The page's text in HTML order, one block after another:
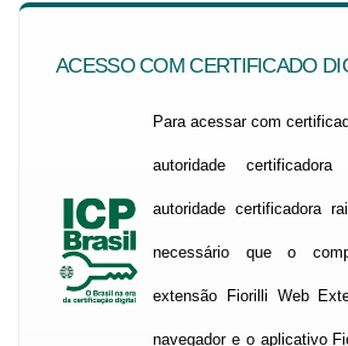
ACESSO COM CERTIFICADO
Para acessar com
autoridade
autoridade certificadora
necessário que o
extensão Fiorilli Web
navegador e o aplicativo